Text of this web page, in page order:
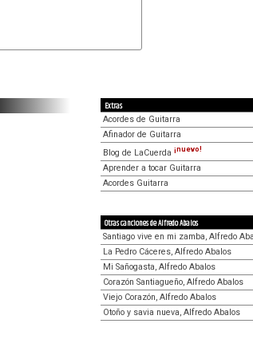
Extras
Acordes de Guitarra
Afinador de Guitarra
Blog de LaCuerda ¡nuevo!
Aprender a tocar Guitarra
Acordes Guitarra
Otras canciones de Alfredo Abalos
Santiago vive en mi zamba, Alfredo
La Pedro Cáceres, Alfredo Abalos
Mi Sañogasta, Alfredo Abalos
Corazón Santiagueño, Alfredo Abalos
Viejo Corazón, Alfredo Abalos
Otoño y savia nueva, Alfredo Abalos